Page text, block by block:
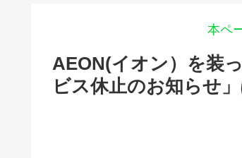
本ペ
AEON(イオン）を装
ビス休止のお知らせ